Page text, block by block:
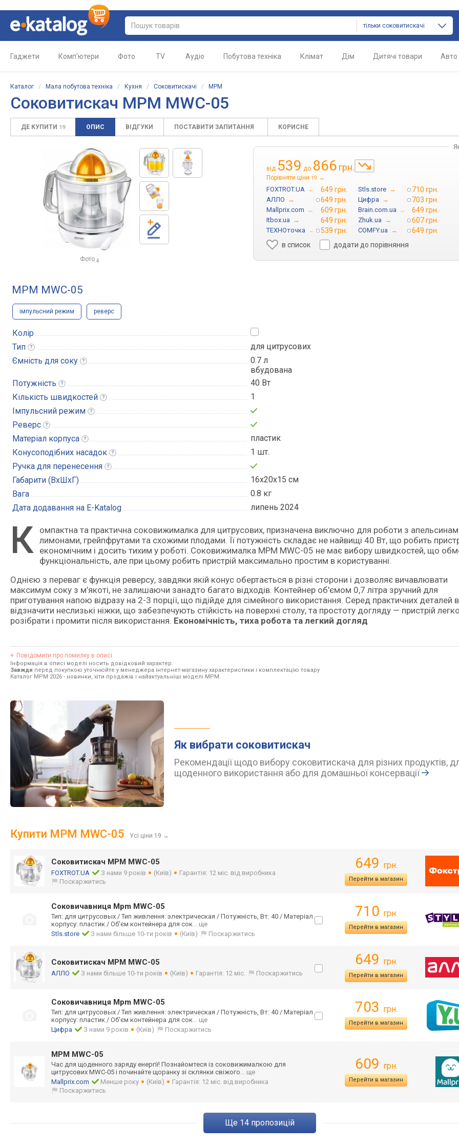
тільки соковитискачі
Гаджети Комп'ютери Фото TV Аудіо Побутова техніка Клімат Дім Дитячі товари Авто
Каталог / Мала побутова техніка / Кухня / Соковитискачі / MPM
Соковитискач MPM MWC-05
ДЕ КУПИТИ 19 ОПИС ВІДГУКИ ПОСТАВИТИ ЗАПИТАННЯ КОРИСНЕ
Фото 4
від 539 до 866 грн.
Порівняти ціни 19 →
FOXTROT.UA → 649 грн. Stls.store → 710 грн.
АЛЛО → 649 грн. Цифра → 703 грн.
Mallprix.com → 609 грн. Brain.com.ua → 649 грн.
Itbox.ua → 649 грн. Zhuk.ua → 607 грн.
ТЕХНОточка → 539 грн. COMFY.ua →
649 грн.
в список
додати до порівняння
MPM MWC-05
імпульсний режим реверс
Колір
Тип
для цитрусових
Ємність для соку
0.7 л
вбудована
Потужність
40 Вт
Кількість швидкостей
1
Імпульсний режим
Реверс
Матеріал корпуса
пластик
Конусоподібних насадок
1 шт.
Ручка для перенесення
Габарити (ВxШxГ)
16х20х15 см
Вага
0.8 кг
Дата додавання на E-Katalog
липень 2024
К омпактна та практична соковижималка для цитрусових, призначена виключно для роботи з апельсинами,
лимонами, грейпфрутами та схожими плодами. Її потужність складає не найвищі 40 Вт, що робить
економічним і досить тихим у роботі. Соковижималка MPM MWC-05 не має вибору швидкостей, що
функціональність, але при цьому робить пристрій максимально простим в користуванні.
Однією з переваг є функція реверсу, завдяки якій конус обертається в різні сторони і дозволяє вичавлювати
максимум соку з м’якоті, не залишаючи занадто багато відходів. Контейнер об'ємом 0,7 літра зручний для
приготування напою відразу на 2-3 порції, що підійде для сімейного використання. Серед практичних деталей
відзначити неслизькі ніжки, що забезпечують стійкість на поверхні столу, та простоту догляду — пристрій
розібрати і промити після використання. Економічність, тиха робота та легкий догляд
Повідомити про помилку в описі
Інформація в описі моделі носить довідковий характер.
Завжди перед покупкою уточнюйте у менеджера інтернет-магазину характеристики і комплектацію товару
Каталог MPM 2026 - новинки, хіти продажів і найактуальніші моделі MPM.
Як вибрати соковитискач
Рекомендації щодо вибору соковитискача для різних продуктів,
щоденного використання або для домашньої консервації
Купити MPM MWC-05 Усі ціни 19 →
Соковитискач MPM MWC-05
FOXTROT.UA З нами 9 років (Київ)
Гарантія: 12 міс. від виробника
Поскаржитись
649 грн.
Перейти в магазин
Соковичавниця Mpm MWC-05
Тип: для цитрусовых / Тип живлення: электрическая / Потужність, Вт: 40 / Матеріал
корпусу: пластик / Об'єм контейнера для сок... ще
Stls.store
З нами більше 10-ти років (Київ) Поскаржитись
710 грн.
Перейти в магазин
Соковитискач MPM MWC-05
АЛЛО З нами більше 10-ти років (Київ) Гарантія: 12 міс. Поскаржитись
649 грн.
Перейти в магазин
Соковичавниця Mpm MWC-05
Тип: для цитрусовых / Тип живлення: электрическая / Потужність, Вт: 40 / Матеріал
корпусу: пластик / Об'єм контейнера для сок... ще
Цифра
З нами 9 років (Київ) Поскаржитись
703 грн.
Перейти в магазин
MPM MWC-05
Час для щоденного заряду енергії! Познайомтеся із соковижималкою для
цитрусових MWC-05 і починайте щоранку зі склянки свіжого... ще
Mallprix.com
Менше року (Київ)
Гарантія: 12 міс. від виробника
Поскаржитись
609 грн.
Перейти в магазин
ще 14 пропозицій